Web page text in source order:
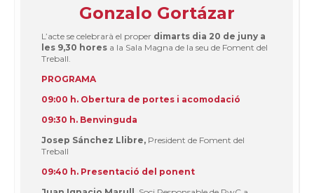
Gonzalo Gortázar
L’acte se celebrarà el proper dimarts dia 20 de juny a
les 9,30 hores a la Sala Magna de la seu de Foment del
Treball.
PROGRAMA
09:00 h. Obertura de portes i acomodació
09:30 h. Benvinguda
Josep Sánchez Llibre, President de Foment del
Treball
09:40 h. Presentació del ponent